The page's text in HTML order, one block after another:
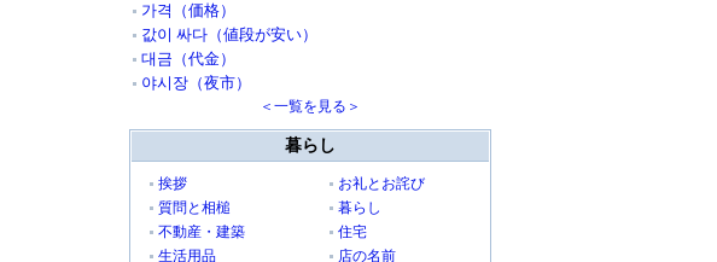
가격（価格）
값이 싸다（値段が安い）
대금（代金）
야시장（夜市）
＜一覧を見る＞
暮らし
挨拶
お礼とお詫び
質問と相槌
暮らし
不動産・建築
住宅
生活用品
店の名前